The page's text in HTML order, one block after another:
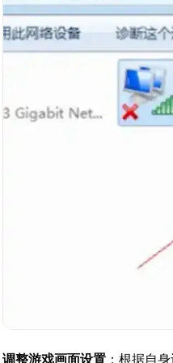
调整游戏画面设置 ：根据自